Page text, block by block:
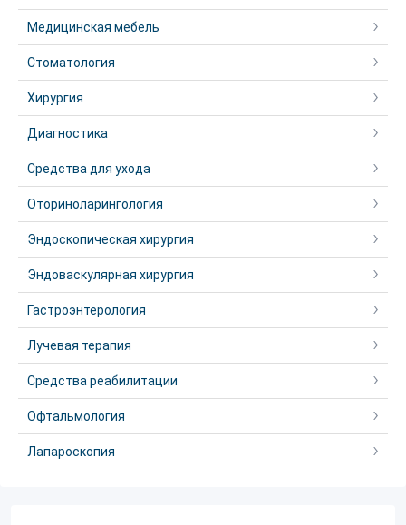
Медицинская мебель
Стоматология
Хирургия
Диагностика
Средства для ухода
Оториноларингология
Эндоскопическая хирургия
Эндоваскулярная хирургия
Гастроэнтерология
Лучевая терапия
Средства реабилитации
Офтальмология
Лапароскопия